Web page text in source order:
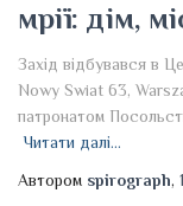
мрії: дім,
Захід відбувався в
Nowy Swiat 63,
патронатом
Читати далі…
Автором spirograph,